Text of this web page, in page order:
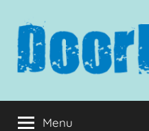
inhoud
springen
Menu